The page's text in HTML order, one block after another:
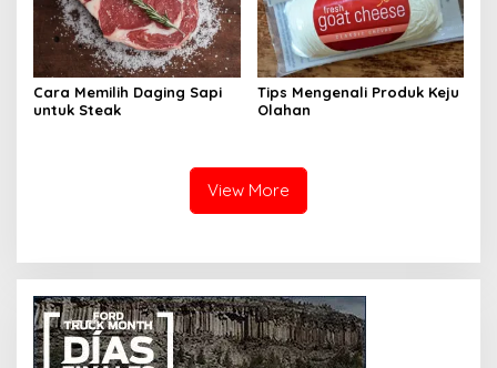
Cara Memilih Daging Sapi
untuk Steak
Tips Mengenali Produk Keju
Olahan
View More